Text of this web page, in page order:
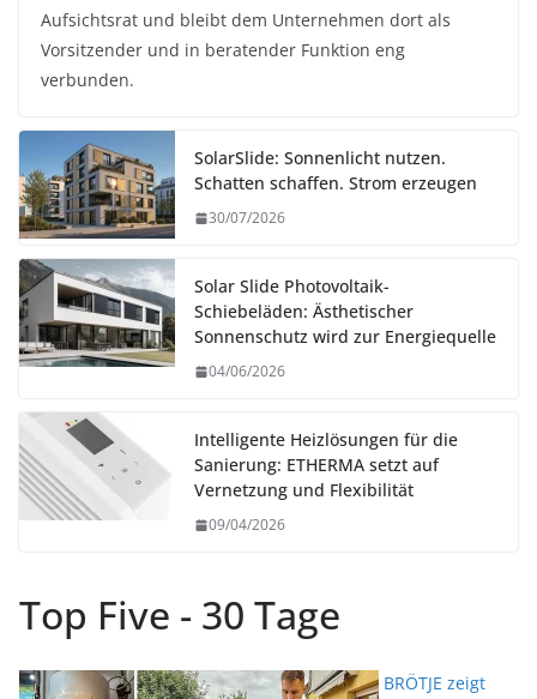
Aufsichtsrat und bleibt dem Unternehmen dort als
Vorsitzender und in beratender Funktion eng
verbunden.
SolarSlide: Sonnenlicht nutzen.
Schatten schaffen. Strom erzeugen
30/07/2026
Solar Slide Photovoltaik-
Schiebeläden: Ästhetischer
Sonnenschutz wird zur Energiequelle
04/06/2026
Intelligente Heizlösungen für die
Sanierung: ETHERMA setzt auf
Vernetzung und Flexibilität
09/04/2026
Top Five - 30 Tage
BRÖTJE zeigt